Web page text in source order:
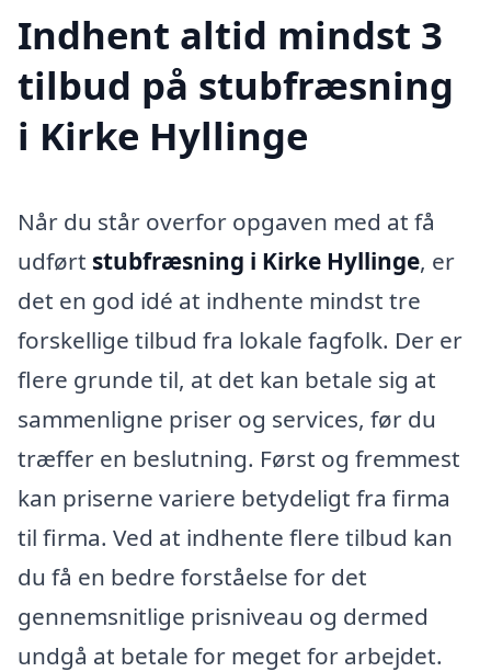
Indhent altid mindst 3
tilbud på stubfræsning
i Kirke Hyllinge
Når du står overfor opgaven med at få
udført stubfræsning i Kirke Hyllinge, er
det en god idé at indhente mindst tre
forskellige tilbud fra lokale fagfolk. Der er
flere grunde til, at det kan betale sig at
sammenligne priser og services, før du
træffer en beslutning. Først og fremmest
kan priserne variere betydeligt fra firma
til firma. Ved at indhente flere tilbud kan
du få en bedre forståelse for det
gennemsnitlige prisniveau og dermed
undgå at betale for meget for arbejdet.